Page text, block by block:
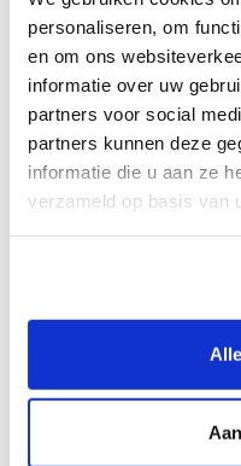
personaliseren, om
en om ons
informatie over uw
partners voor social
partners kunnen deze
informatie die u aan ze
verzameld op basis van
meest mens- en